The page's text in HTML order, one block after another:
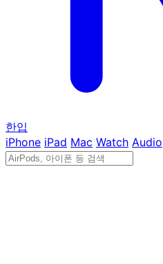
한입
iPhone iPad Mac Watch Audio